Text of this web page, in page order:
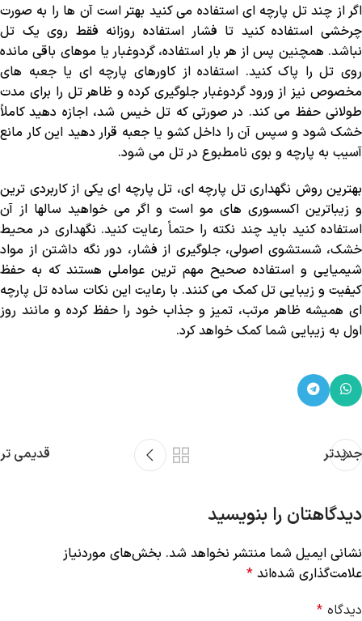
اگر از چند تل پارچه ‌ای استفاده می ‌کنید بهتر است آن ‌ها را به صورت
چرخشی استفاده کنید تا فشار استفاده روزانه فقط روی یک تل
نباشد. همچنین پس از هر بار استفاده، گردوغبار یا موهای باقی ‌مانده
روی تل را پاک کنید. استفاده از کاورهای پارچه ‌ای یا جعبه ‌های
مخصوص نیز از ورود گردوغبار جلوگیری کرده و ظاهر تل را برای مدت
طولانی حفظ می‌ کند. در صورتی که تل خیس شد، اجازه دهید کاملاً
خشک شود و سپس آن را داخل کشو یا جعبه قرار دهید این کار مانع
آسیب به پارچه و بوی نامطبوع در تل می شود.
بهترین روش نگهداری تل پارچه ‌ای، تل پارچه ‌ای یکی از کاربردی ‌ترین
و زیباترین اکسسوری ‌های مو است و اگر می خواهید سالها از آن
استفاده کنید باید چند نکته را حتماً رعایت کنید. نگهداری در محیط
خشک، شستشوی اصولی، جلوگیری از فشار، دور نگه داشتن از مواد
شیمیایی و استفاده صحیح مهم‌ ترین عواملی هستند که به حفظ
کیفیت و زیبایی تل کمک می ‌کنند. با رعایت این نکات ساده تل پارچه‌
ای همیشه ظاهر مرتب، تمیز و جذاب خود را حفظ کرده و مانند روز
اول به زیبایی شما کمک خواهد کرد.
جدیدتر قدیمی تر
دیدگاهتان را بنویسید
نشانی ایمیل شما منتشر نخواهد شد. بخش‌های موردنیاز
علامت‌گذاری شده‌اند *
دیدگاه *